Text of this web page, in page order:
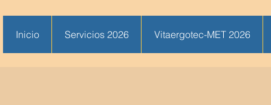
Inicio Servicios 2026 Vitaergotec-MET 2026